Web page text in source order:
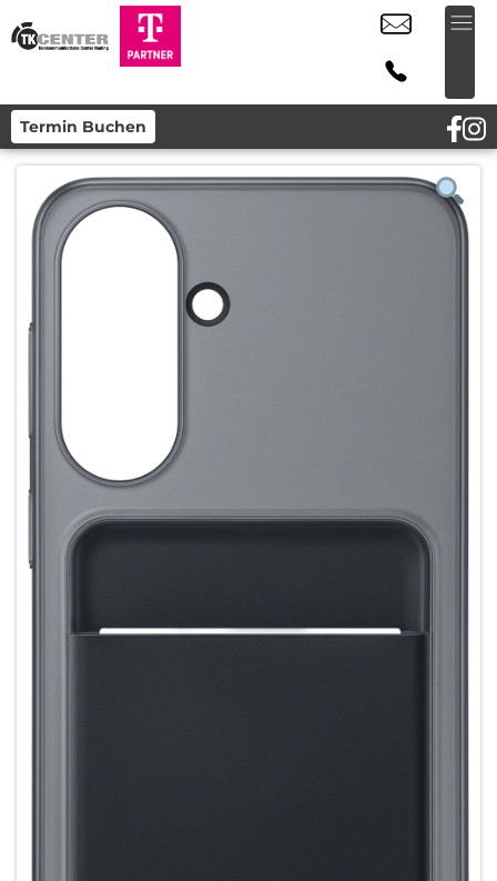
Termin Buchen